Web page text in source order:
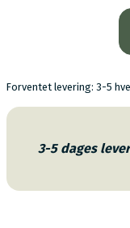
Forventet levering: 3-5
3-5 dages